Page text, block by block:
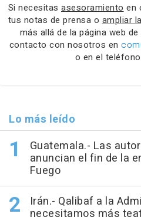
Si necesitas asesoramiento en
tus notas de prensa o ampliar
más allá de la página web de
contacto con nosotros en
o en el teléfono
Lo más leído
Guatemala.- Las
anuncian el fin de la
Fuego
Irán.- Qalibaf a la
necesitamos más